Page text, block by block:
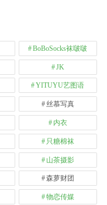
BoBoSocks袜啵啵
JK
YITUYU艺图语
丝慕写真
内衣
只糖棉袜
山茶摄影
森萝财团
物恋传媒